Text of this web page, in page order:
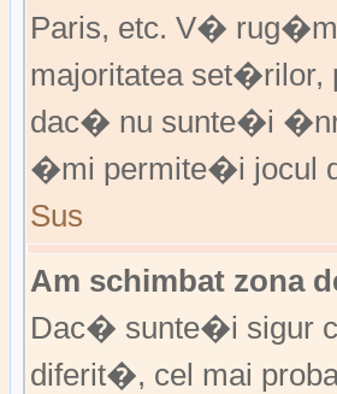
Paris, etc. V�
majoritatea
dac� nu sunte�i
�mi permite�i jocul
Sus
Am schimbat zona
Dac� sunte�i sigur
diferit�, cel mai